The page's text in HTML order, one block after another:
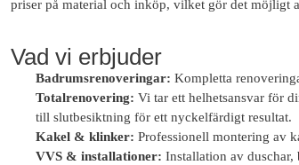
priser på material och inköp, vilket gör det möjligt
Vad vi erbjuder
Badrumsrenoveringar: Kompletta
Totalrenovering: Vi tar ett helhetsansvar för
till slutbesiktning för ett nyckelfärdigt resultat.
Kakel & klinker: Professionell montering av
VVS & installationer: Installation av duschar,